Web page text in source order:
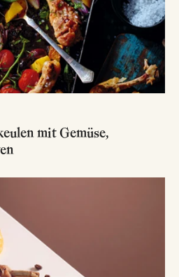
mit Gemüse,